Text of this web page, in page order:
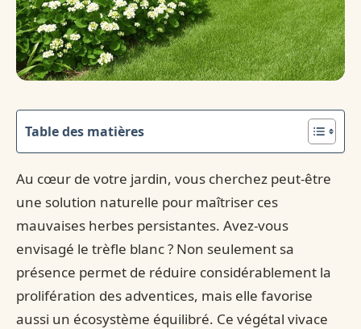
Table des matières
Au cœur de votre jardin, vous cherchez peut-être
une solution naturelle pour maîtriser ces
mauvaises herbes persistantes. Avez-vous
envisagé le trèfle blanc ? Non seulement sa
présence permet de réduire considérablement la
prolifération des adventices, mais elle favorise
aussi un écosystème équilibré. Ce végétal vivace